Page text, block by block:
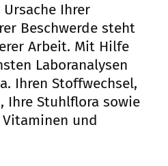
Ihrer
Beschwerde steht
Arbeit. Mit Hilfe
Laboranalysen
Ihren Stoffwechsel,
Ihre Stuhlflora sowie
und